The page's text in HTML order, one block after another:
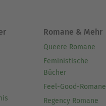
Romane & Mehr
Queere Romane
Feministische
Bücher
Feel-Good-Romane
Regency Romane